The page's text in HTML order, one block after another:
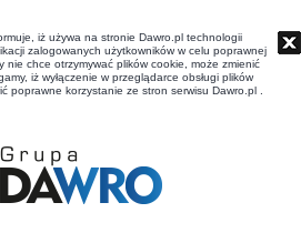
iż używa na stronie Dawro.pl technologii
zalogowanych użytkowników w celu poprawnej
nie chce otrzymywać plików cookie, może zmienić
iż wyłączenie w przeglądarce obsługi plików
poprawne korzystanie ze stron serwisu Dawro.pl .